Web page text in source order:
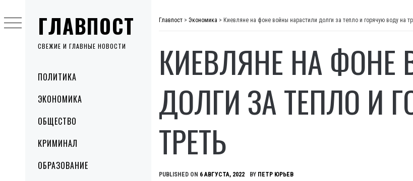
ГЛАВПОСТ
СВЕЖИЕ И ГЛАВНЫЕ НОВОСТИ
MenuПОЛИТИКА
ЭКОНОМИКА
ОБЩЕСТВО
КРИМИНАЛ
ОБРАЗОВАНИЕ
to
content
Главпост > Экономика > Киевляне на фоне войны нарастили долги за тепло и горячую воду на
КИЕВЛЯНЕ НА
ДОЛГИ ЗА ТЕПЛО И
ТРЕТЬ
PUBLISHED ON 6 АВГУСТА, 2022 BY ПЕТР ЮРЬЕВ